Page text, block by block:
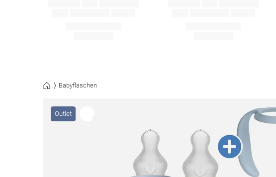
Babyflaschen
Outlet